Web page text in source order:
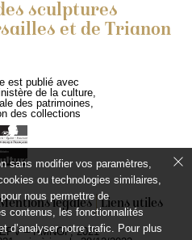
sculptures
et de Trianon
est publié avec
de la culture,
des patrimoines,
des collections
Mentions légales Liens utiles
– RMNGP, 2021
sans modifier vos paramètres,
ou technologies similaires,
nous permettre de
contenus, les fonctionnalités
d’analyser notre trafic. Pour plus